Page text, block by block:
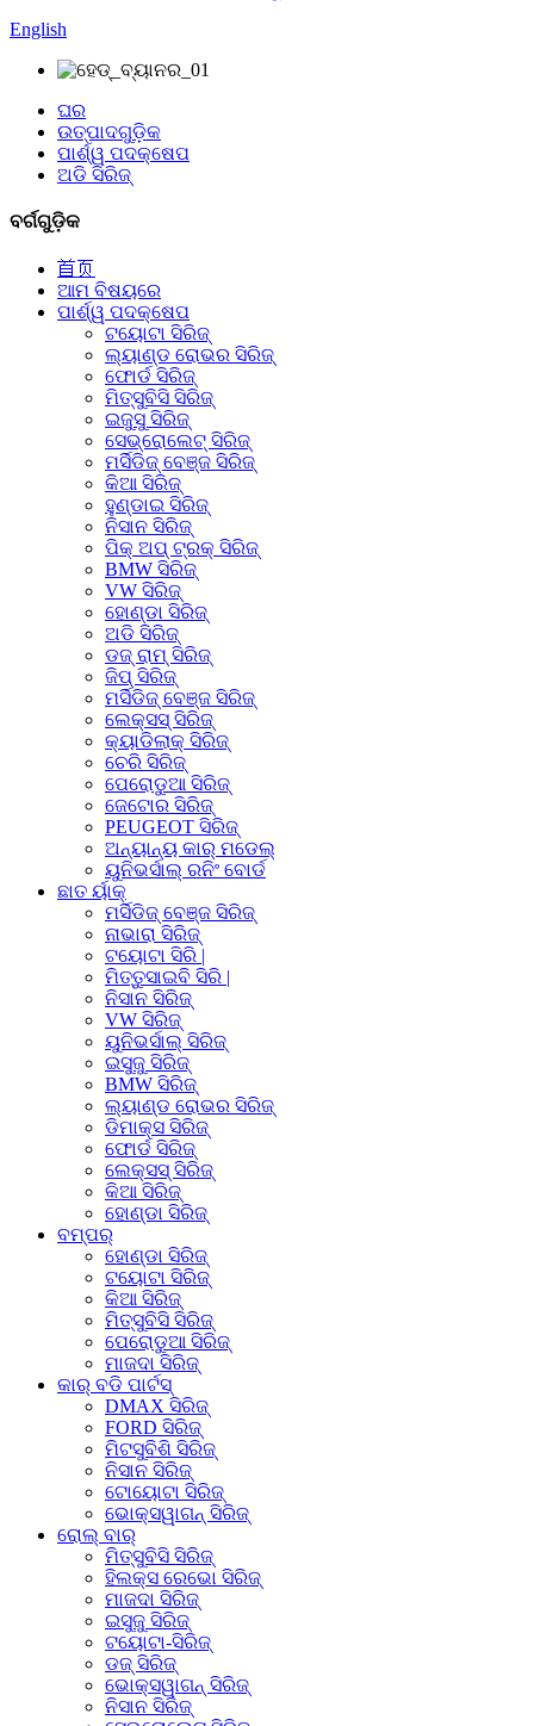
English
ଘର
ଉତ୍ପାଦଗୁଡ଼ିକ
ପାର୍ଶ୍ୱ ପଦକ୍ଷେପ
ଅଡି ସିରିଜ୍
ବର୍ଗଗୁଡ଼ିକ
首页
ଆମ ବିଷୟରେ
ପାର୍ଶ୍ୱ ପଦକ୍ଷେପ
ଟୟୋଟା ସିରିଜ୍
ଲ୍ୟାଣ୍ଡ ରୋଭର ସିରିଜ୍
ଫୋର୍ଡ ସିରିଜ୍
ମିତ୍ସୁବିସି ସିରିଜ୍
ଇଜୁସୁ ସିରିଜ୍
ସେଭ୍ରୋଲେଟ୍ ସିରିଜ୍
ମର୍ସିଡିଜ୍ ବେଞ୍ଜ ସିରିଜ୍
କିଆ ସିରିଜ୍
ହୁଣ୍ଡାଇ ସିରିଜ୍
ନିସାନ ସିରିଜ୍
ପିକ୍ ଅପ୍ ଟ୍ରକ୍ ସିରିଜ୍
BMW ସିରିଜ୍
VW ସିରିଜ୍
ହୋଣ୍ଡା ସିରିଜ୍
ଅଡି ସିରିଜ୍
ଡଜ୍ ରାମ୍ ସିରିଜ୍
ଜିପ୍ ସିରିଜ୍
ମର୍ସିଡିଜ୍ ବେଞ୍ଜ ସିରିଜ୍
ଲେକ୍ସସ୍ ସିରିଜ୍
କ୍ୟାଡିଲାକ୍ ସିରିଜ୍
ଚେରି ସିରିଜ୍
ପେରୋଡୁଆ ସିରିଜ୍
ଜେଟୋର ସିରିଜ୍
PEUGEOT ସିରିଜ୍
ଅନ୍ୟାନ୍ୟ କାର୍ ମଡେଲ୍
ୟୁନିଭର୍ସାଲ୍ ରନିଂ ବୋର୍ଡ
ଛାତ ର୍ୟାକ୍
ମର୍ସିଡିଜ୍ ବେଞ୍ଜ ସିରିଜ୍
ନାଭାରା ସିରିଜ୍
ଟୟୋଟା ସିରି |
ମିତ୍ତୁସାଇବି ସିରି |
ନିସାନ ସିରିଜ୍
VW ସିରିଜ୍
ୟୁନିଭର୍ସାଲ୍ ସିରିଜ୍
ଇସୁଜୁ ସିରିଜ୍
BMW ସିରିଜ୍
ଲ୍ୟାଣ୍ଡ ରୋଭର ସିରିଜ୍
ଡିମାକ୍ସ ସିରିଜ୍
ଫୋର୍ଡ ସିରିଜ୍
ଲେକ୍ସସ୍ ସିରିଜ୍
କିଆ ସିରିଜ୍
ହୋଣ୍ଡା ସିରିଜ୍
ବମ୍ପର୍
ହୋଣ୍ଡା ସିରିଜ୍
ଟୟୋଟା ସିରିଜ୍
କିଆ ସିରିଜ୍
ମିତ୍ସୁବିସି ସିରିଜ୍
ପେରୋଡୁଆ ସିରିଜ୍
ମାଜଦା ସିରିଜ୍
କାର୍ ବଡି ପାର୍ଟସ୍
DMAX ସିରିଜ୍
FORD ସିରିଜ୍
ମିଟସୁବିଶି ସିରିଜ୍
ନିସାନ ସିରିଜ୍
ଟୋୟୋଟା ସିରିଜ୍
ଭୋକ୍ସୱାଗନ୍ ସିରିଜ୍
ରୋଲ୍ ବାର୍
ମିତ୍ସୁବିସି ସିରିଜ୍
ହିଲକ୍ସ ରେଭୋ ସିରିଜ୍
ମାଜଦା ସିରିଜ୍
ଇସୁଜୁ ସିରିଜ୍
ଟୟୋଟା-ସିରିଜ୍
ଡଜ୍ ସିରିଜ୍
ଭୋକ୍ସୱାଗନ୍ ସିରିଜ୍
ନିସାନ ସିରିଜ୍